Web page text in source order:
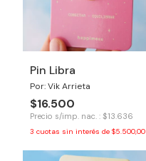
Pin Libra
Por: Vik Arrieta
$16.500
Precio s/imp. nac. : $13.636
3 cuotas sin interés de $5.500,00